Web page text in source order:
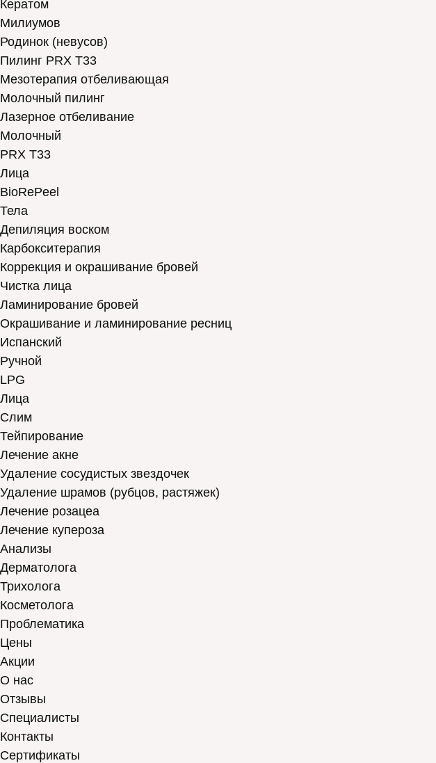
Кератом
Милиумов
Родинок (невусов)
Пилинг PRX T33
Мезотерапия отбеливающая
Молочный пилинг
Лазерное отбеливание
Молочный
PRX T33
Лица
BioRePeel
Тела
Депиляция воском
Карбокситерапия
Коррекция и окрашивание бровей
Чистка лица
Ламинирование бровей
Окрашивание и ламинирование ресниц
Испанский
Ручной
LPG
Лица
Слим
Тейпирование
Лечение акне
Удаление сосудистых звездочек
Удаление шрамов (рубцов, растяжек)
Лечение розацеа
Лечение купероза
Анализы
Дерматолога
Трихолога
Косметолога
Проблематика
Цены
Акции
О нас
Отзывы
Cпециалисты
Контакты
Сертификаты